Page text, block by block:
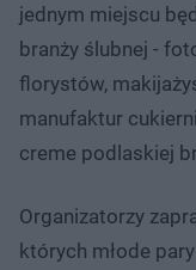
jednym miejscu
branży ślubnej -
florystów,
manufaktur
creme podlaskiej
Organizatorzy
których młode